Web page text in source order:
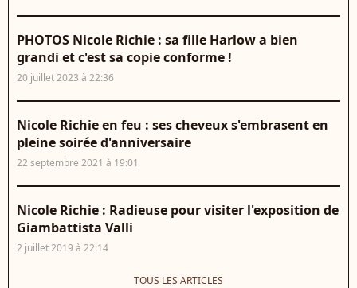
PHOTOS Nicole Richie : sa fille Harlow a bien
grandi et c'est sa copie conforme !
20 juillet 2023 à 22:36
Nicole Richie en feu : ses cheveux s'embrasent en
pleine soirée d'anniversaire
22 septembre 2021 à 19:01
Nicole Richie : Radieuse pour visiter l'exposition de
Giambattista Valli
2 juillet 2019 à 22:14
TOUS LES ARTICLES